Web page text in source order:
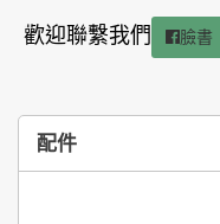
歡迎聯繫我們 臉書
配件